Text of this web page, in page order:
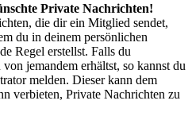
Private Nachrichten!
die dir ein Mitglied sendet,
du in deinem persönlichen
Regel erstellst. Falls du
jemandem erhältst, so kannst du
melden. Dieser kann dem
verbieten, Private Nachrichten zu